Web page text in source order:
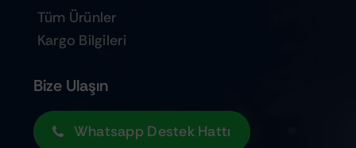
Hakkımızda
Tüm Ürünler
Bize Ulaşın